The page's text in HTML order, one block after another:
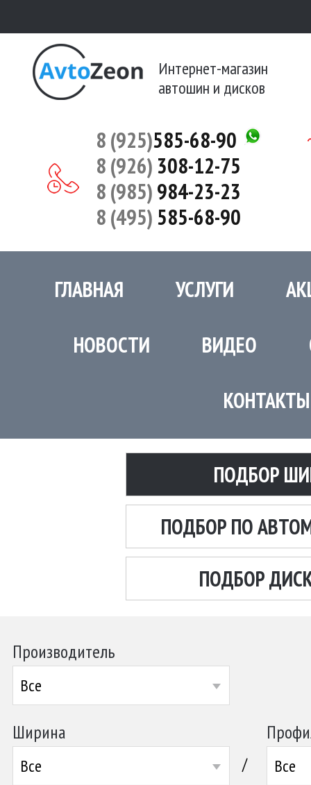
Интернет-магазин
автошин и дисков
8 (925)585-68-90
8 (926) 308-12-75
8 (985)984-23-23
8 (495)585-68-90
ГЛАВНАЯ УСЛУГИ
НОВОСТИ ВИДЕО
КОНТАКТЫ
ПОДБОР
ПОДБОР ПО
ПОДБОР
Производитель
Все
Ширина
Все / Все